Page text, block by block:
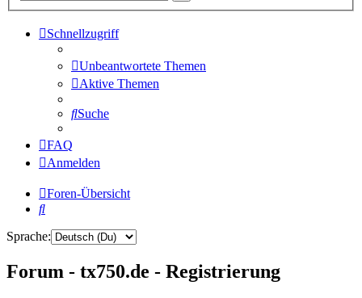
Schnellzugriff
Unbeantwortete Themen
Aktive Themen
Suche
FAQ
Anmelden
Foren-Übersicht
Suche
Sprache:
Forum - tx750.de - Registrierung